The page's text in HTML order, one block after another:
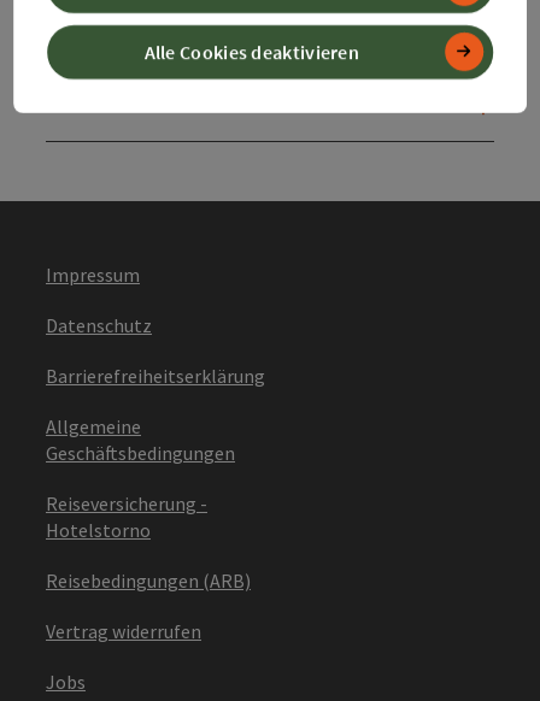
Webseiten
Impressum
Datenschutz
Barrierefreiheitserklärung
Allgemeine
Geschäftsbedingungen
Reiseversicherung -
Hotelstorno
Reisebedingungen (ARB)
Vertrag widerrufen
Jobs
Alle Cookies deaktivieren